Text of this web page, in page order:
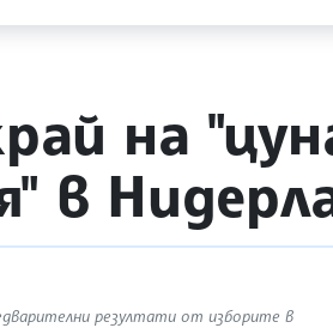
на
в
резултати от изборите в